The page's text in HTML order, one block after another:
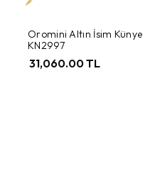
Oromini Altın İsim Künye
KN2997
31,060.00 TL